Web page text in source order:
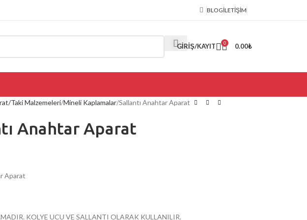
BLOGİLETIŞIM
GIRIŞ/KAYIT 0 0.00₺
Taki Malzemeleri Mineli Kaplamalar Sallantı Anahtar Aparat
Anahtar Aparat
Aparat
KOLYE UCU VE SALLANTI OLARAK KULLANILIR.